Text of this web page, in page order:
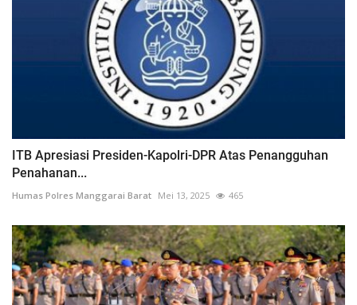
ITB Apresiasi Presiden-Kapolri-DPR Atas Penangguhan
Penahanan...
Humas Polres Manggarai Barat Mei 13, 2025 465